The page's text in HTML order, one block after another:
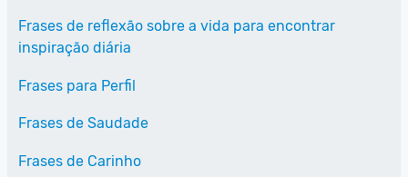
Frases de reflexão sobre a vida para encontrar
inspiração diária
Frases para Perfil
Frases de Saudade
Frases de Carinho